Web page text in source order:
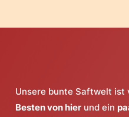
Unsere bunte Saftwelt
Besten von hier und ein